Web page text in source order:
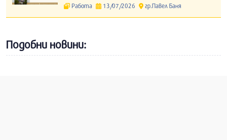
Работа 13/07/2026 гр.Павел Баня
Подобни новини: